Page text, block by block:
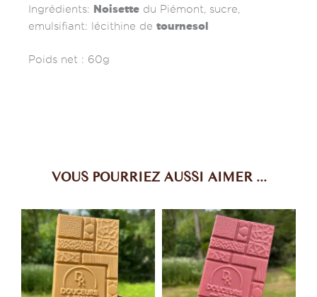
Ingrédients: Noisette du Piémont, sucre,
emulsifiant: lécithine de tournesol
Poids net : 60g
VOUS POURRIEZ AUSSI AIMER ...